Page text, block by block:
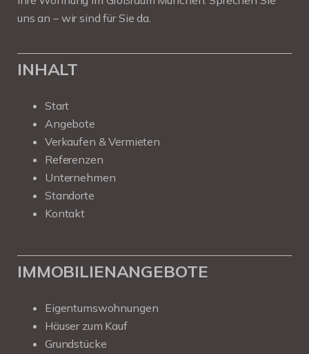
uns an – wir sind für Sie da.
INHALT
Start
Angebote
Verkaufen & Vermieten
Referenzen
Unternehmen
Standorte
Kontakt
IMMOBILIENANGEBOTE
Eigentumswohnungen
Häuser zum Kauf
Grundstücke